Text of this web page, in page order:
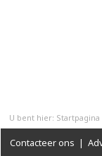
U bent hier: Startpagina
Contacteer ons |